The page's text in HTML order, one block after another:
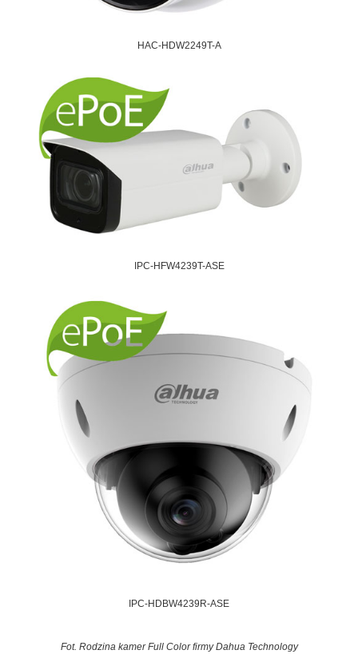
HAC-HDW2249T-A
IPC-HFW4239T-ASE
IPC-HDBW4239R-ASE
Fot. Rodzina kamer Full Color firmy Dahua Technology